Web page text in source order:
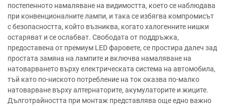
постепенното намаляване на видимостта, което се наблюдава
при конвенционалните лампи, и така се избягва компромисът
с безопасността, който възниква, когато халогенните нишки
остаряват и се ослабват. Свободата от поддръжка,
предоставена от премиум LED фаровете, се простира далеч зад
простата замяна на лампите и включва намаляване на
натоварването върху електрическата система на автомобила,
тъй като по-ниското потребление на ток оказва по-малко
натоварване върху алтернаторите, акумулаторите и жиците.
Дълготрайността при монтаж представлява още едно важно